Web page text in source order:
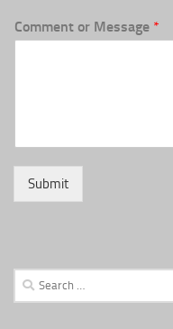
Comment or Message *
Submit
Search
for: